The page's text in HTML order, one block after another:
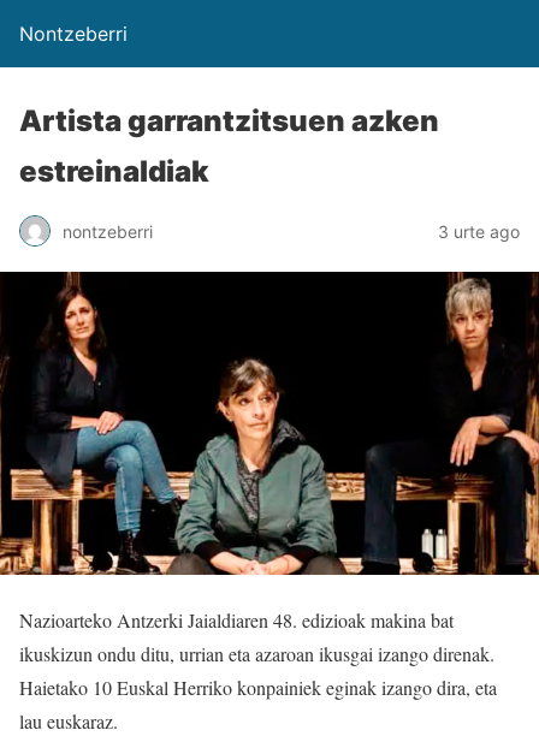
Nontzeberri
Artista garrantzitsuen azken
estreinaldiak
nontzeberri 3 urte ago
Nazioarteko Antzerki Jaialdiaren 48. edizioak makina bat
ikuskizun ondu ditu, urrian eta azaroan ikusgai izango direnak.
Haietako 10 Euskal Herriko konpainiek eginak izango dira, eta
lau euskaraz.